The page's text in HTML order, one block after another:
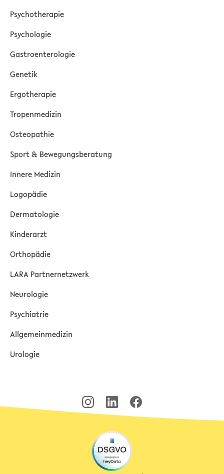
Psychotherapie
Psychologie
Gastroenterologie
Genetik
Ergotherapie
Tropenmedizin
Osteopathie
Sport & Bewegungsberatung
Innere Medizin
Logopädie
Dermatologie
Kinderarzt
Orthopädie
LARA Partnernetzwerk
Neurologie
Psychiatrie
Allgemeinmedizin
Urologie